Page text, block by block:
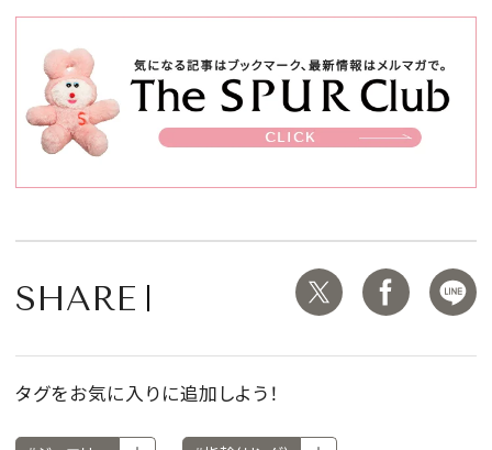
SHARE
タグをお気に入りに追加しよう！